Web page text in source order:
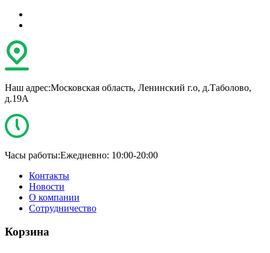
Наш адрес:Московская область, Ленинский г.о, д.Таболово,
д.19А
Часы работы:Ежедневно: 10:00-20:00
Контакты
Новости
О компании
Сотрудничество
Корзина